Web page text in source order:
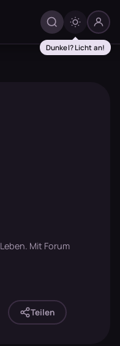
Dunkel? Licht an!
Mit Forum
Teilen